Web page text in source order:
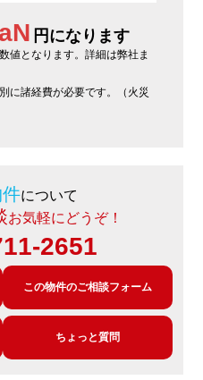
円になります
値となります。詳細は弊社ま
に諸経費が必要です。（火災
について
お気軽にどうぞ！
2651
この物件のご相談フォーム
ちょっと質問